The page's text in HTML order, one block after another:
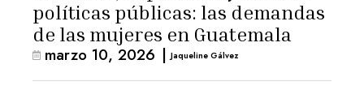
políticas públicas: las demandas
de las mujeres en Guatemala
marzo 10, 2026 | Jaqueline Gálvez